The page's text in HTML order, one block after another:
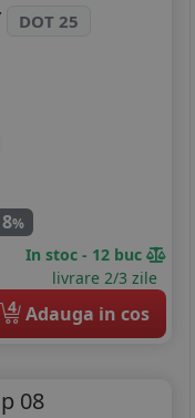
DOT 25
8%
In stoc - 12 buc
livrare 2/3 zile
4 Adauga in cos
08